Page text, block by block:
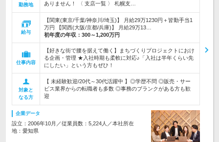
勤務地
ありません！ 〈 支店一覧 〉 札幌支…
給与
【関東(東京/千葉/神奈川/埼玉)】 月給29万1230円＋皆勤手当1
万円 【関西(大阪/京都/兵庫)】 月給29万13…
初年度の年収： 300～1,200万円
仕事内容
【好きな街で腰を据えて働く】まちづくりプロジェクトにおけ
る企画・管理 ★入社時期も柔軟に対応♪「入社は半年くらい先
にしたい」という方もぜひ！
対象と
なる方
【 未経験歓迎/20代～30代活躍中 】◎学歴不問 ◎販売・サー
ビス業界からの転職者も多数 ◎事務のブランクがある方も歓
迎
企業データ
設立：2006年10月／従業員数：5,224人／本社所在
地：愛知県